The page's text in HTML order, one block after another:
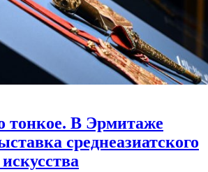
тонкое. В Эрмитаже
среднеазиатского